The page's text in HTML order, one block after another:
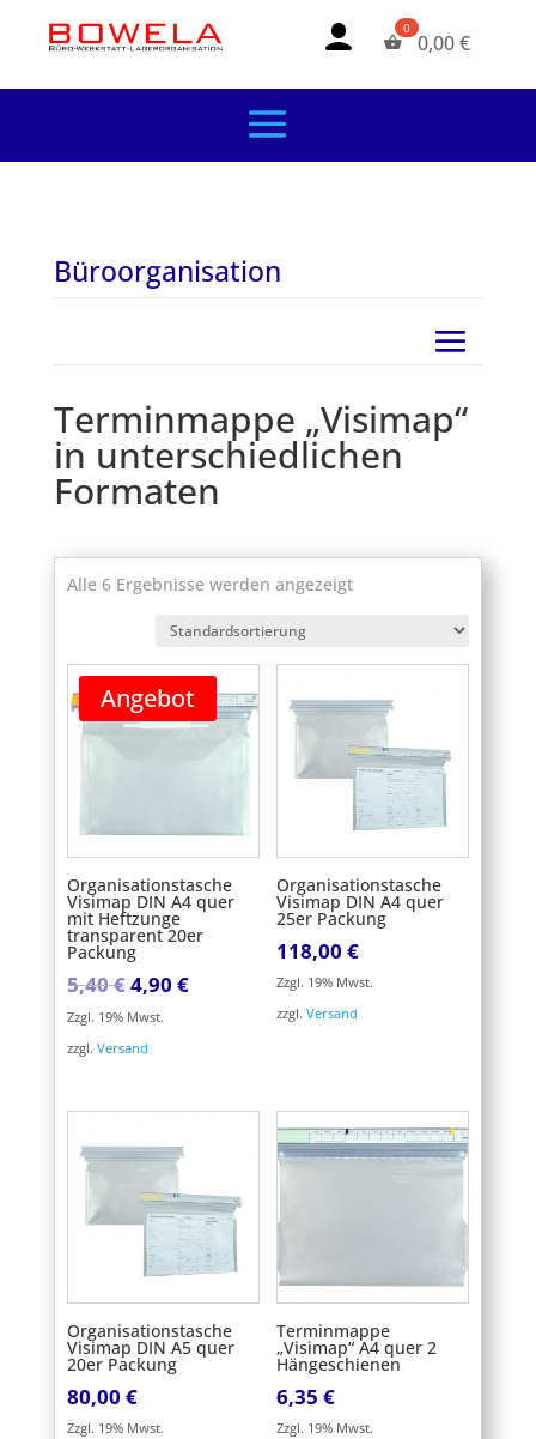
0,00€
Büroorganisation
Terminmappe „Visimap“
in unterschiedlichen
Formaten
Alle 6 Ergebnisse werden angezeigt
Angebot
Organisationstasche
Visimap DIN A4 quer
mit Heftzunge
transparent 20er
Packung
5,40€Ursprünglicher
Preis
war:
4,90 €Aktueller
Zzgl. 19% Mwst.
zzgl. Versand
Organisationstasche
Visimap DIN A4 quer
25er Packung
118,00 €
Zzgl. 19% Mwst.
zzgl. Versand
Organisationstasche
Visimap DIN A5 quer
20er Packung
80,00 €
Zzgl. 19% Mwst.
Terminmappe
„Visimap“ A4 quer 2
Hängeschienen
6,35 €
Zzgl. 19% Mwst.